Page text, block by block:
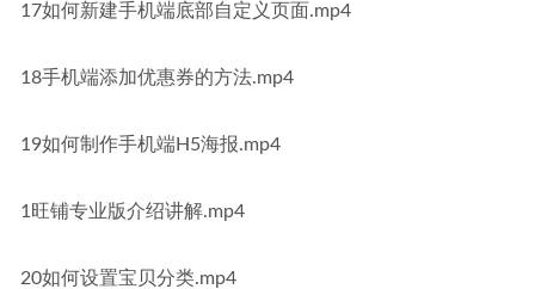
17如何新建手机端底部自定义页面.mp4
18手机端添加优惠券的方法.mp4
19如何制作手机端H5海报.mp4
1旺铺专业版介绍讲解.mp4
20如何设置宝贝分类.mp4